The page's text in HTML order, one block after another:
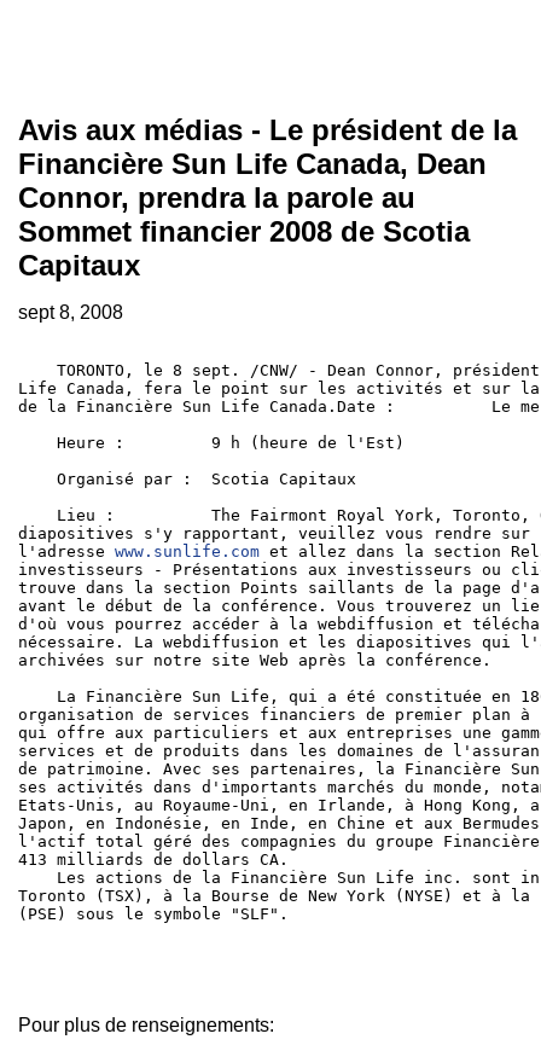
Avis aux médias - Le président de la
Financière Sun Life Canada, Dean
Connor, prendra la parole au
Sommet financier 2008 de Scotia
Capitaux
sept 8, 2008
TORONTO, le 8 sept. /CNW/ - Dean Connor,
Life Canada, fera le point sur les activités et sur la
de la Financière Sun Life Canada.Date :          Le
    Heure :         9 h (heure de l'Est)
    Organisé par :  Scotia Capitaux
Lieu :          The Fairmont Royal York,
diapositives s'y rapportant, veuillez vous rendre sur
l'adresse www.sunlife.com et allez dans la section
investisseurs - Présentations aux investisseurs ou
trouve dans la section Points saillants de la page
avant le début de la conférence. Vous trouverez un
d'où vous pourrez accéder à la webdiffusion et
nécessaire. La webdiffusion et les diapositives qui
archivées sur notre site Web après la conférence.
La Financière Sun Life, qui a été constituée en
organisation de services financiers de premier plan
qui offre aux particuliers et aux entreprises une
services et de produits dans les domaines de
de patrimoine. Avec ses partenaires, la Financière
ses activités dans d'importants marchés du monde,
Etats-Unis, au Royaume-Uni, en Irlande, à Hong Kong,
Japon, en Indonésie, en Inde, en Chine et aux
l'actif total géré des compagnies du groupe
413 milliards de dollars CA.
Les actions de la Financière Sun Life inc. sont
Toronto (TSX), à la Bourse de New York (NYSE) et à
(PSE) sous le symbole "SLF".
Pour plus de renseignements: